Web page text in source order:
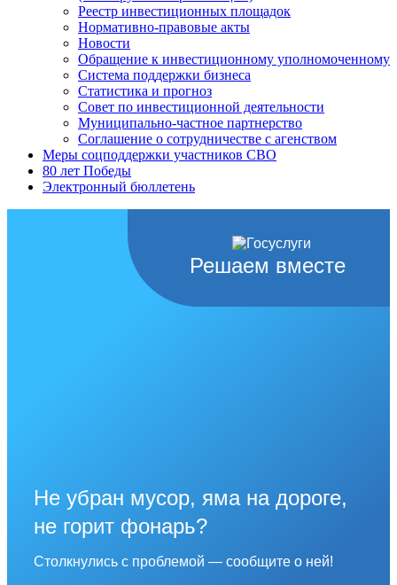
Реестр инвестиционных площадок
Нормативно-правовые акты
Новости
Обращение к инвестиционному уполномоченному
Система поддержки бизнеса
Статистика и прогноз
Совет по инвестиционной деятельности
Муниципально-частное партнерство
Соглашение о сотрудничестве с агенством
Меры соцподдержки участников СВО
80 лет Победы
Электронный бюллетень
Решаем вместе
Не убран мусор, яма на дороге,
не горит фонарь?
Столкнулись с проблемой — сообщите о ней!